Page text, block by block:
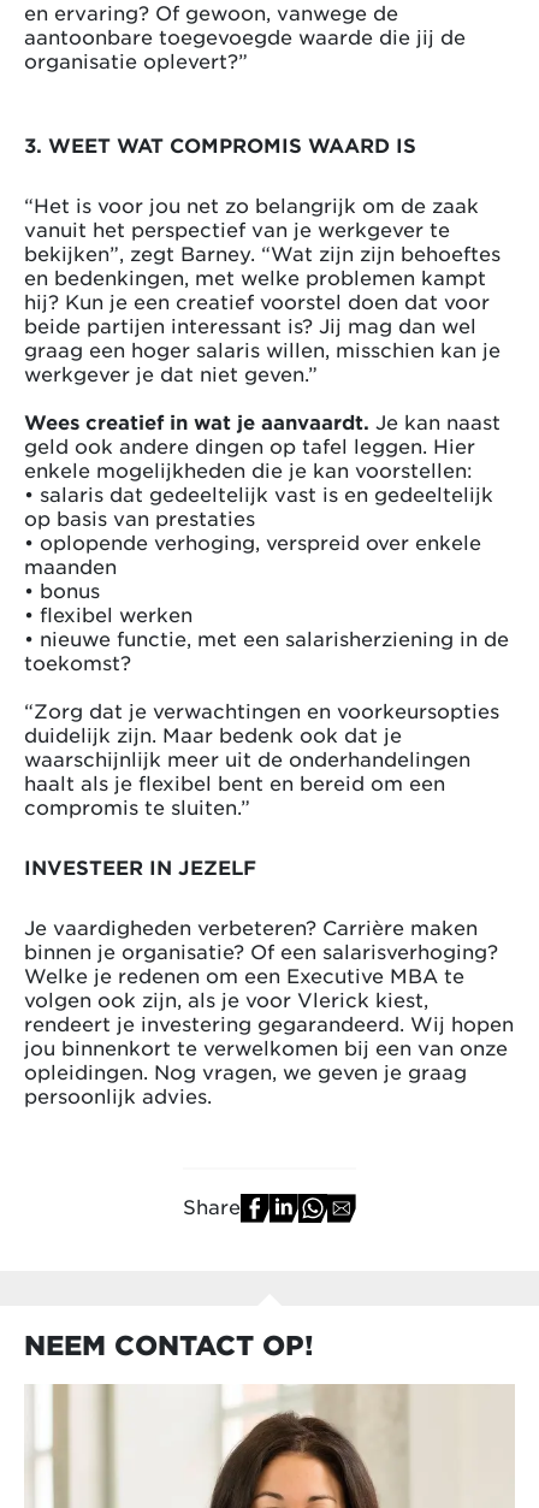
en ervaring? Of gewoon, vanwege de
aantoonbare toegevoegde waarde die jij de
organisatie oplevert?”
3. WEET WAT COMPROMIS WAARD IS
“Het is voor jou net zo belangrijk om de zaak
vanuit het perspectief van je werkgever te
bekijken”, zegt Barney. “Wat zijn zijn behoeftes
en bedenkingen, met welke problemen kampt
hij? Kun je een creatief voorstel doen dat voor
beide partijen interessant is? Jij mag dan wel
graag een hoger salaris willen, misschien kan je
werkgever je dat niet geven.”
Wees creatief in wat je aanvaardt. Je kan naast
geld ook andere dingen op tafel leggen. Hier
enkele mogelijkheden die je kan voorstellen:
• salaris dat gedeeltelijk vast is en gedeeltelijk
op basis van prestaties
• oplopende verhoging, verspreid over enkele
maanden
• bonus
• flexibel werken
• nieuwe functie, met een salarisherziening in de
toekomst?
“Zorg dat je verwachtingen en voorkeursopties
duidelijk zijn. Maar bedenk ook dat je
waarschijnlijk meer uit de onderhandelingen
haalt als je flexibel bent en bereid om een
compromis te sluiten.”
INVESTEER IN JEZELF
Je vaardigheden verbeteren? Carrière maken
binnen je organisatie? Of een salarisverhoging?
Welke je redenen om een Executive MBA te
volgen ook zijn, als je voor Vlerick kiest,
rendeert je investering gegarandeerd. Wij hopen
jou binnenkort te verwelkomen bij een van onze
opleidingen. Nog vragen, we geven je graag
persoonlijk advies.
Share
NEEM CONTACT OP!